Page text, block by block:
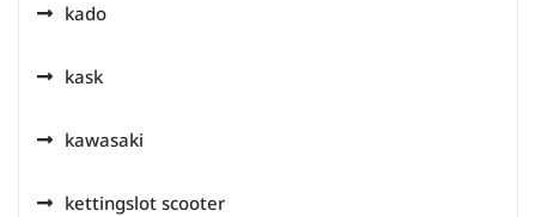
kado
kask
kawasaki
kettingslot scooter